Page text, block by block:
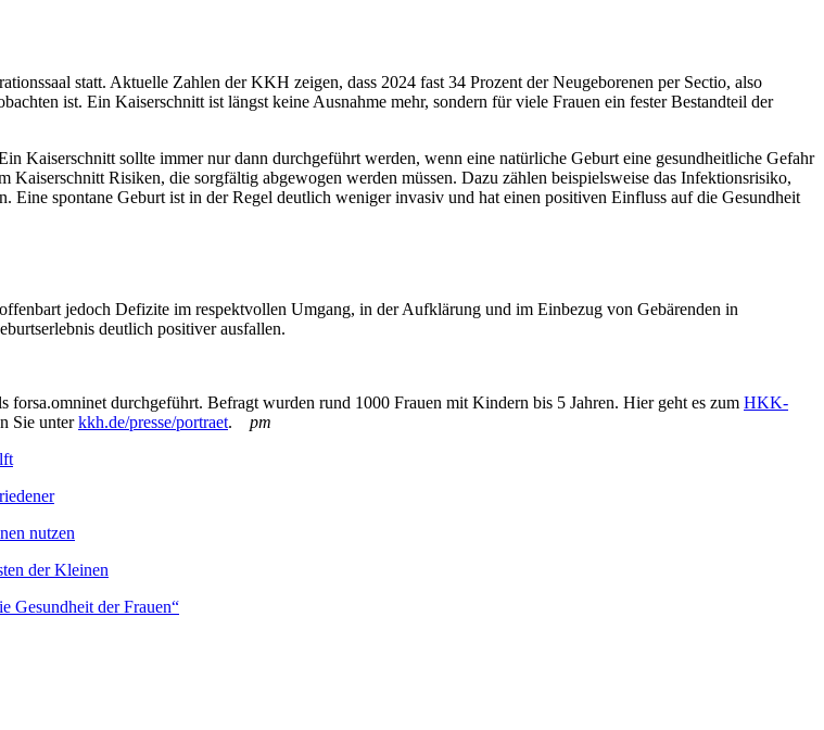
statt. Aktuelle Zahlen der KKH zeigen, dass 2024 fast 34 Prozent der Neugeborenen per Sectio, also
ist. Ein Kaiserschnitt ist längst keine Ausnahme mehr, sondern für viele Frauen ein fester Bestandteil der
sollte immer nur dann durchgeführt werden, wenn eine natürliche Geburt eine gesundheitliche Gefahr
Risiken, die sorgfältig abgewogen werden müssen. Dazu zählen beispielsweise das Infektionsrisiko,
spontane Geburt ist in der Regel deutlich weniger invasiv und hat einen positiven Einfluss auf die Gesundheit
jedoch Defizite im respektvollen Umgang, in der Aufklärung und im Einbezug von Gebärenden in
deutlich positiver ausfallen.
durchgeführt. Befragt wurden rund 1000 Frauen mit Kindern bis 5 Jahren. Hier geht es zum HKK-
Sie unterkkh.de/presse/portraet. pm
nutzen
der Kleinen
Gesundheit der Frauen“